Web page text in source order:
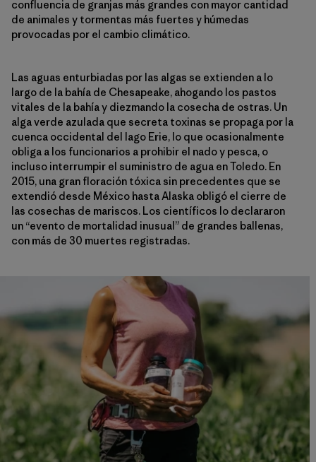
confluencia de granjas más grandes con mayor cantidad
de animales y tormentas más fuertes y húmedas
provocadas por el cambio climático.
Las aguas enturbiadas por las algas se extienden a lo
largo de la bahía de Chesapeake, ahogando los pastos
vitales de la bahía y diezmando la cosecha de ostras. Un
alga verde azulada que secreta toxinas se propaga por la
cuenca occidental del lago Erie, lo que ocasionalmente
obliga a los funcionarios a prohibir el nado y pesca, o
incluso interrumpir el suministro de agua en Toledo. En
2015, una gran floración tóxica sin precedentes que se
extendió desde México hasta Alaska obligó el cierre de
las cosechas de mariscos. Los científicos lo declararon
un “evento de mortalidad inusual” de grandes ballenas,
con más de 30 muertes registradas.